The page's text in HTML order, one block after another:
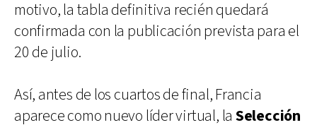
motivo, la tabla definitiva recién quedará
confirmada con la publicación prevista para el
20 de julio.
Así, antes de los cuartos de final, Francia
aparece como nuevo líder virtual, la Selección